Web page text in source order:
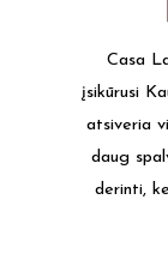
Casa
įsikūrusi
atsiveria
daug
derinti,